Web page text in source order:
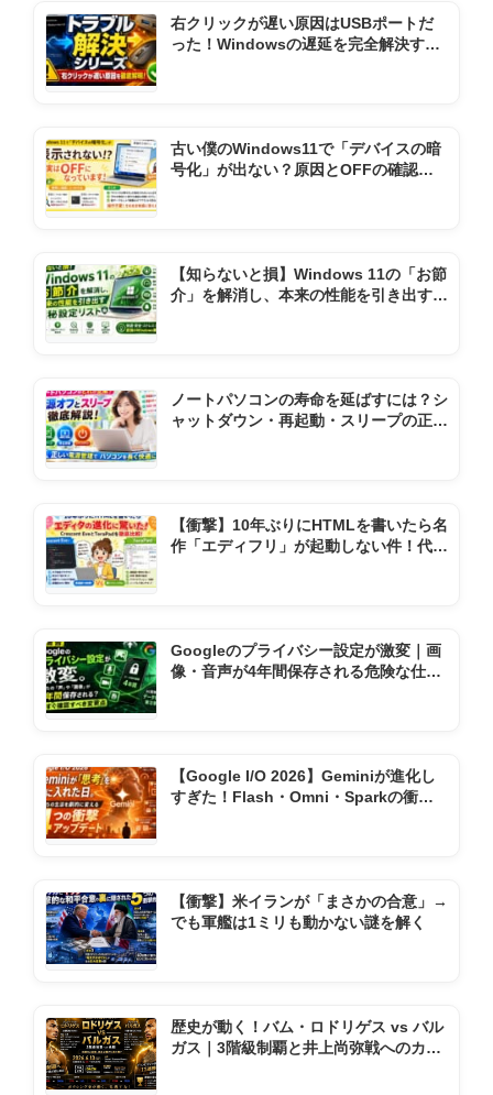
右クリックが遅い原因はUSBポートだ
った！Windowsの遅延を完全解決する
古い僕のWindows11で「デバイスの暗
号化」が出ない？原因とOFFの確認方
【知らないと損】Windows 11の「お節
介」を解消し、本来の性能を引き出す極
ノートパソコンの寿命を延ばすには？シ
ャットダウン・再起動・スリープの正し
【衝撃】10年ぶりにHTMLを書いたら名
作「エディフリ」が起動しない件！代わ
Googleのプライバシー設定が激変｜画
像・音声が4年間保存される危険な仕様
【Google I/O 2026】Geminiが進化し
すぎた！Flash・Omni・Sparkの衝撃
【衝撃】米イランが「まさかの合意」→
でも軍艦は1ミリも動かない謎を解く
歴史が動く！バム・ロドリゲス vs バル
ガス｜3階級制覇と井上尚弥戦へのカウ